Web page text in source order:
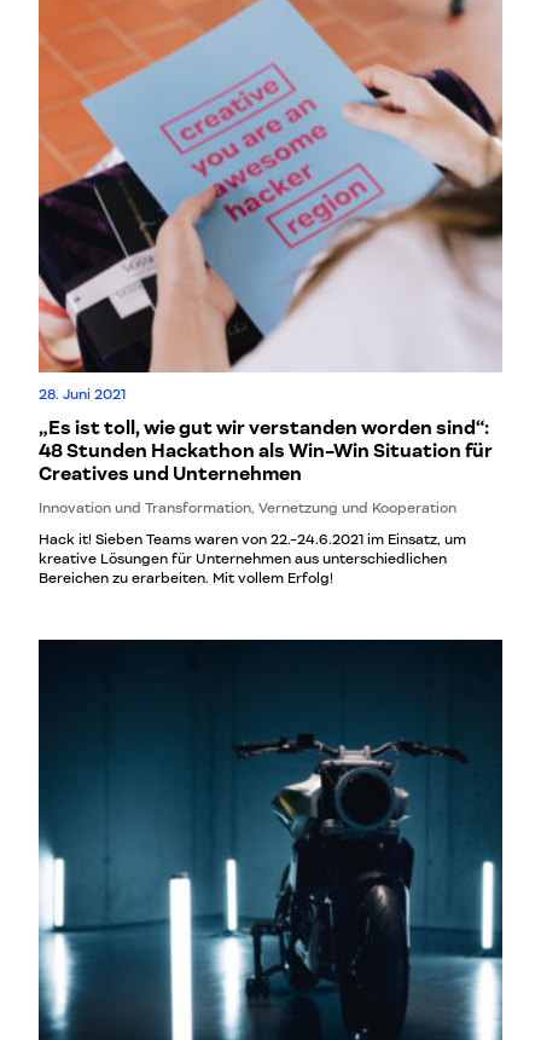
28. Juni 2021
„Es ist toll, wie gut wir verstanden worden sind“:
48 Stunden Hackathon als Win-Win Situation für
Creatives und Unternehmen
Innovation und Transformation, Vernetzung und Kooperation
Hack it! Sieben Teams waren von 22.-24.6.2021 im Einsatz, um
kreative Lösungen für Unternehmen aus unterschiedlichen
Bereichen zu erarbeiten. Mit vollem Erfolg!